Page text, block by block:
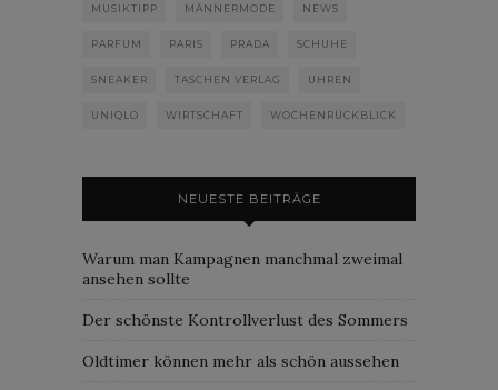
MUSIKTIPP MÄNNERMODE NEWS
PARFUM PARIS PRADA SCHUHE
SNEAKER TASCHEN VERLAG UHREN
UNIQLO WIRTSCHAFT WOCHENRÜCKBLICK
NEUESTE BEITRÄGE
Warum man Kampagnen manchmal zweimal
ansehen sollte
Der schönste Kontrollverlust des Sommers
Oldtimer können mehr als schön aussehen